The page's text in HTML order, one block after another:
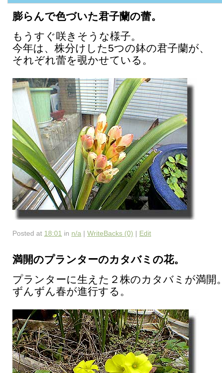
膨らんで色づいた君子蘭の蕾。
もうすぐ咲きそうな様子。
今年は、株分けした5つの鉢の君子蘭が、
それぞれ蕾を覗かせている。
Posted at 18:01 in n/a | WriteBacks (0) | Edit
満開のプランターのカタバミの花。
プランターに生えた２株のカタバミが満開
ずんずん春が進行する。